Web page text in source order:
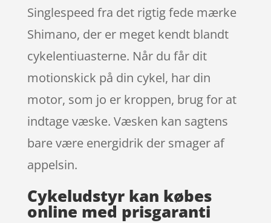
Singlespeed fra det rigtig fede mærke
Shimano, der er meget kendt blandt
cykelentiuasterne. Når du får dit
motionskick på din cykel, har din
motor, som jo er kroppen, brug for at
indtage væske. Væsken kan sagtens
bare være energidrik der smager af
appelsin.
Cykeludstyr kan købes
online med prisgaranti